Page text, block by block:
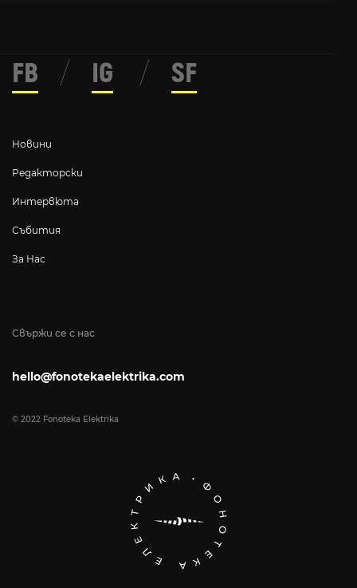
Свържи се с нас
hello@fonotekaelektrika.com
© 2022 Fonoteka Elektrika
Новини
Редакторски
Интервюта
Събития
За Нас
FB / IG / SF